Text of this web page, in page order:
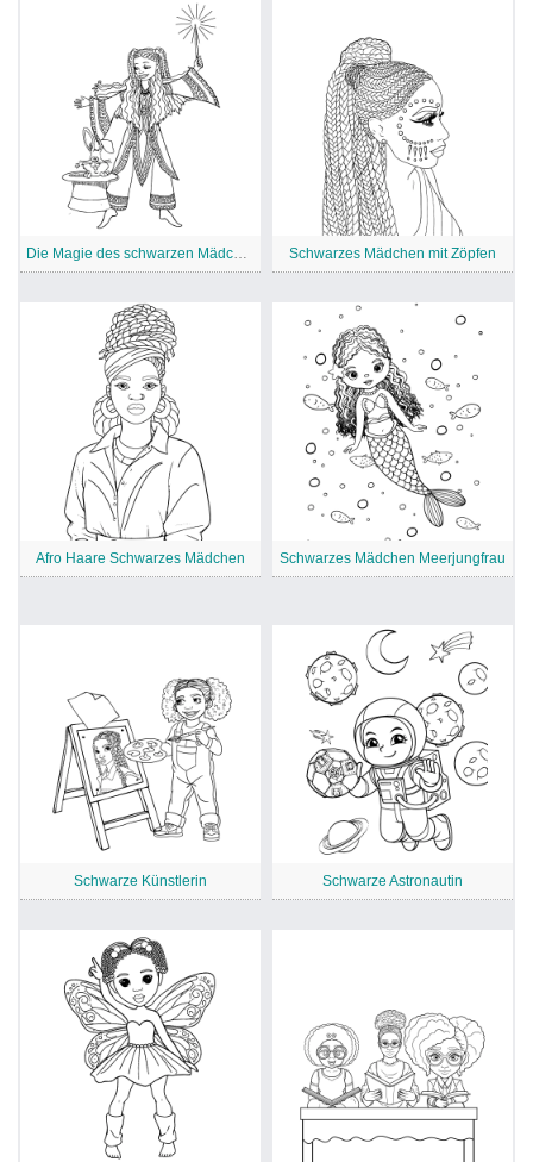
Die Magie des schwarzen Mädchens Schwarzes Mädchen mit Zöpfen
Afro Haare Schwarzes Mädchen Schwarzes Mädchen Meerjungfrau
Schwarze Künstlerin Schwarze Astronautin